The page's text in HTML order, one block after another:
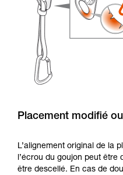
Placement modifié
L’alignement original de la
l’écrou du goujon peut
être descellé. En cas de